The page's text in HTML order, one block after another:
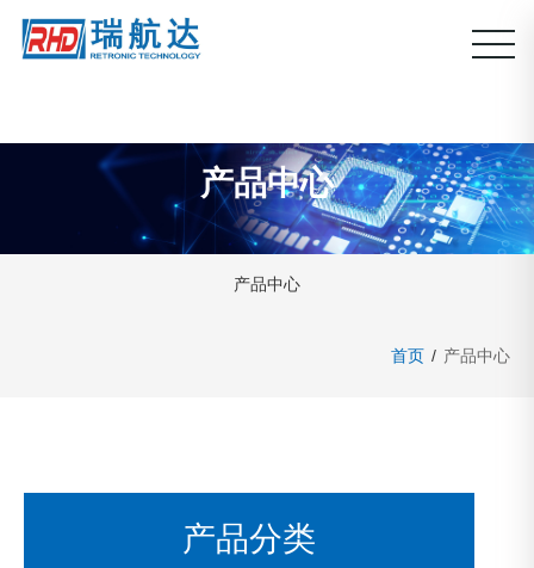
产品中心
产品中心
首页 / 产品中心
产品分类